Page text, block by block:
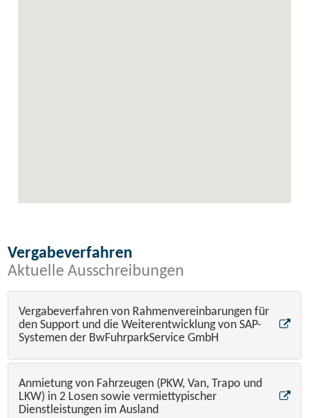
Vergabeverfahren
Aktuelle Ausschreibungen
Vergabeverfahren von Rahmenvereinbarungen für
den Support und die Weiterentwicklung von SAP-
Systemen der BwFuhrparkService GmbH
Anmietung von Fahrzeugen (PKW, Van, Trapo und
LKW) in 2 Losen sowie vermiettypischer
Dienstleistungen im Ausland